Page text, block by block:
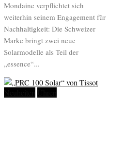
Mondaine verpflichtet sich
weiterhin seinem Engagement für
Nachhaltigkeit: Die Schweizer
Marke bringt zwei neue
Solarmodelle als Teil der
„essence“...